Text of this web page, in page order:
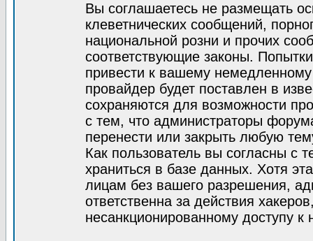
Вы соглашаетесь не размещать
клеветнических сообщений,
национальной розни и прочих
соответствующие законы.
привести к вашему
провайдер будет поставлен в
сохраняются для возможности
с тем, что администраторы
перенести или закрыть любую
Как пользователь вы согласны с
храниться в базе данных. Хотя
лицам без вашего разрешения,
ответственна за действия
несанкционированному доступу к